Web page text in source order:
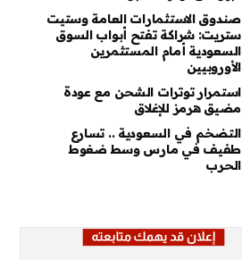
صندوق الاستثمارات العامة وستيت
ستريت: شراكة تفتح أبواب السوق
السعودية أمام المستثمرين
الأوروبيين
استمرار توترات الشحن مع عودة
مضيق هرمز للإغلاق
التضخم في السعودية .. تسارع
طفيف في مارس وسط ضغوط
الحرب